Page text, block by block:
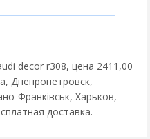
decor r308, цена 2411,00
Днепропетровск,
Франківськ, Харьков,
доставка.